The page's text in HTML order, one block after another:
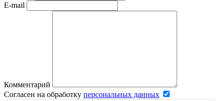
E-mail
Комментарий
Согласен на обработку персональных данных